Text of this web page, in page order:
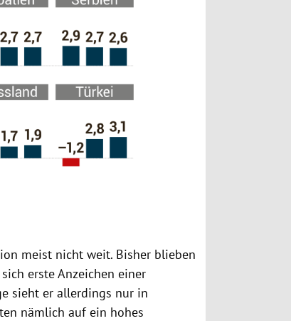
meist nicht weit. Bisher blieben
erste Anzeichen einer
sieht er allerdings nur in
nämlich auf ein hohes